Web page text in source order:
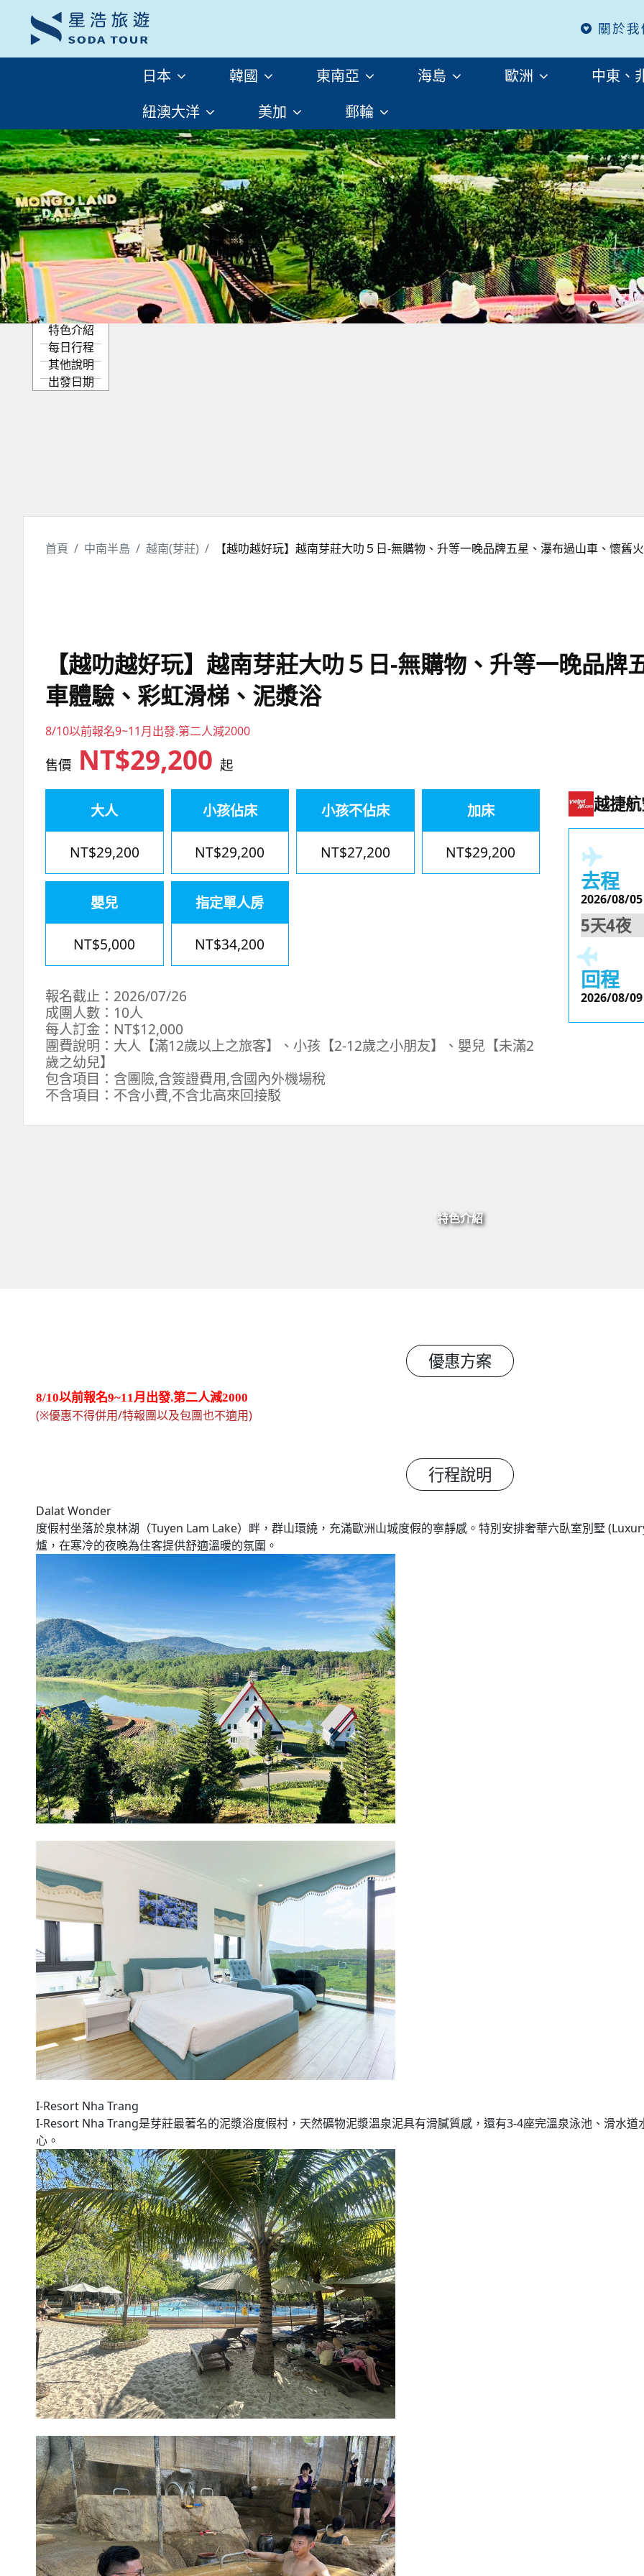
關於我
日本 韓國 東南亞 海島 歐洲
中東、
紐澳大洋
美加 郵輪
下載
分享
洽詢
特色介紹
每日行程
其他說明
出發日期
首頁 中南半島 越南(芽莊) 【越叻越好玩】越南芽莊大叻５日-無購物、升等一晚品牌五星、瀑布過山車、懷舊
【越叻越好玩】越南芽莊大叻５日-無購物、升等一晚品
車體驗、彩虹滑梯、泥漿浴
8/10以前報名9~11月出發.第二人減2000
售價 NT$29,200 起
大人
NT$29,200
小孩佔床
NT$29,200
小孩不佔床
NT$27,200
加床
NT$29,200
嬰兒
NT$5,000
指定單人房
NT$34,200
報名截止：2026/07/26
成團人數：10人
每人訂金：NT$12,000
團費說明：大人【滿12歲以上之旅客】、小孩【2-12歲之小朋友】、嬰兒【未滿2
歲之幼兒】
包含項目：含團險,含簽證費用,含國內外機場稅
不含項目：不含小費,不含北高來回接駁
越捷
去程
2026/08/05
5天4夜
回程
2026/08/09
特色介紹
優惠方案
8/10以前報名9~11月出發.第二人減2000
(※優惠不得併用/特報團以及包團也不適用)
行程說明
Dalat Wonder
度假村坐落於泉林湖（Tuyen Lam Lake）畔，群山環繞，充滿歐洲山城度假的寧靜感。特別安排奢華六臥室別墅
爐，在寒冷的夜晚為住客提供舒適溫暖的氛圍。
I-Resort Nha Trang
I-Resort Nha Trang是芽莊最著名的泥漿浴度假村，天然礦物泥漿溫泉泥具有滑膩質感，還有3-4座完溫泉泳池、滑水
心。